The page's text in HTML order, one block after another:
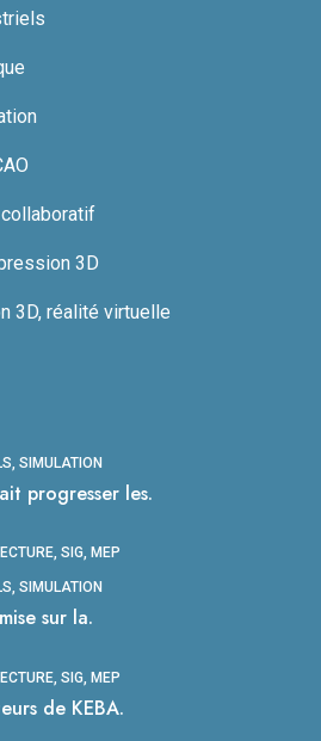
collaboratif
3D
3D, réalité virtuelle
SIMULATION
progresser les.
SIG, MEP
SIMULATION
sur la.
SIG, MEP
de KEBA.